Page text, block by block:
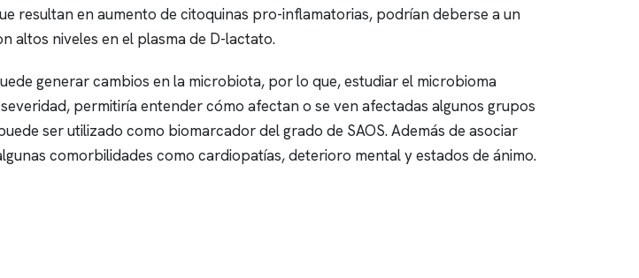
resultan en aumento de citoquinas pro-inflamatorias, podrían deberse a un
altos niveles en el plasma de D-lactato.
generar cambios en la microbiota, por lo que, estudiar el microbioma
permitiría entender cómo afectan o se ven afectadas algunos grupos
ser utilizado como biomarcador del grado de SAOS. Además de asociar
comorbilidades como cardiopatías, deterioro mental y estados de ánimo.